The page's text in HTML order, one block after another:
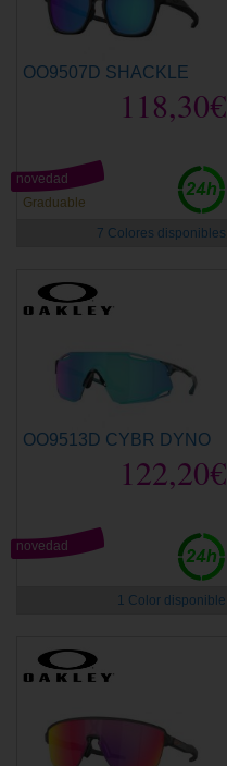
OO9507D SHACKLE
118,30€
Graduable
novedad
7 Colores disponibles
OO9513D CYBR DYNO
122,20€
novedad
1 Color disponible